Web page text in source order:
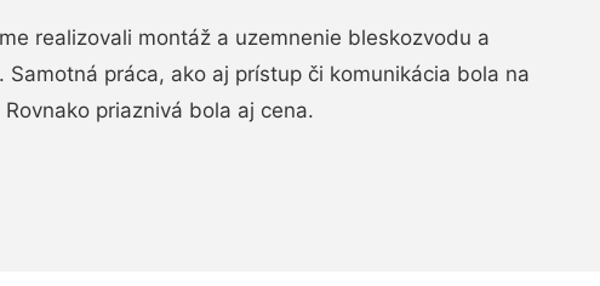
realizovali montáž a uzemnenie bleskozvodu a
Samotná práca, ako aj prístup či komunikácia bola na
priaznivá bola aj cena.